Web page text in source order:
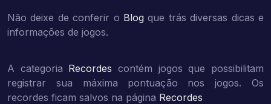
Não deixe de conferir o Blog que trás diversas dicas e
informações de jogos.
A categoria Recordes contém jogos que possibilitam
registrar sua máxima pontuação nos jogos. Os
recordes ficam salvos na página Recordes